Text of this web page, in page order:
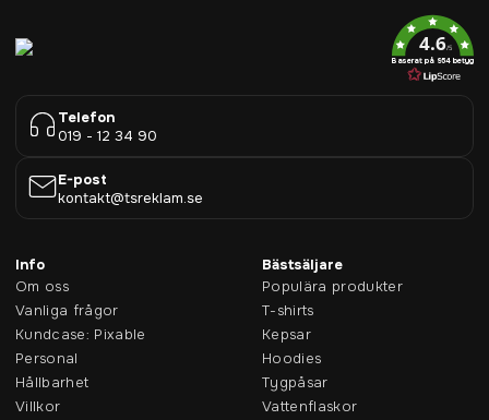
4.6/5
Baserat på 954 betyg
Telefon
019 - 12 34 90
E-post
kontakt@tsreklam.se
Info
Om oss
Vanliga frågor
Kundcase: Pixable
Personal
Hållbarhet
Villkor
Bästsäljare
Populära produkter
T-shirts
Kepsar
Hoodies
Tygpåsar
Vattenflaskor